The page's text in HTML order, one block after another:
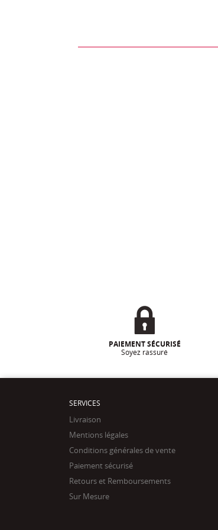
PAIEMENT SÉCURISÉ
Soyez rassuré
SERVICES
Livraison
Mentions légales
Conditions générales de vente
Paiement sécurisé
Retours et Remboursements
Sur Mesure